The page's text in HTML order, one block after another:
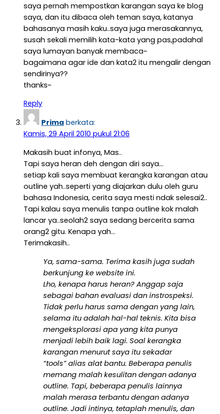
saya pernah mempostkan karangan saya ke blog
saya, dan itu dibaca oleh teman saya, katanya
bahasanya masih kaku..saya juga merasakannya,
susah sekali memilih kata-kata yang pas,padahal
saya lumayan banyak membaca~
bagaimana agar ide dan kata2 itu mengalir dengan
sendirinya??
thanks~
Reply
Prima berkata:
Kamis, 29 April 2010 pukul 21:06
Makasih buat infonya, Mas..
Tapi saya heran deh dengan diri saya…
setiap kali saya membuat kerangka karangan atau
outline yah..seperti yang diajarkan dulu oleh guru
bahasa Indonesia, cerita saya mesti ndak selesai2..
Tapi kalau saya menulis tanpa outline kok malah
lancar ya..seolah2 saya sedang bercerita sama
orang2 gitu. Kenapa yah…
Terimakasih..
Ya, sama-sama. Terima kasih juga sudah
berkunjung ke website ini.
Lho, kenapa harus heran? Anggap saja
sebagai bahan evaluasi dan instrospeksi.
Tidak perlu harus sama dengan yang lain,
selama itu adalah hal-hal teknis. Kita bisa
mengeksplorasi apa yang kita punya
menjadi lebih baik lagi. Soal kerangka
karangan menurut saya itu sekadar
“tools” alias alat bantu. Beberapa penulis
memang malah kesulitan dengan adanya
outline. Tapi, beberapa penulis lainnya
malah merasa terbantu dengan adanya
outline. Jadi intinya, tetaplah menulis, dan